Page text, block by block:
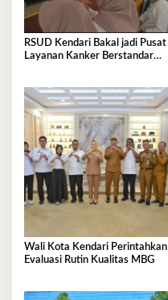
RSUD Kendari Bakal jadi Pusat
Layanan Kanker Berstandar
Wali Kota Kendari Perintahkan
Evaluasi Rutin Kualitas MBG